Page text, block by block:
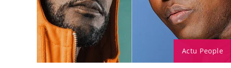
Actu People